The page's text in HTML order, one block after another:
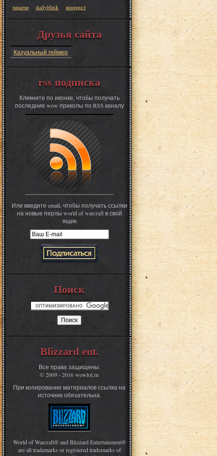
пиратки dailyblink конкурс4
Друзья сайта
Казуальный геймер
rss подписка
Кликните по иконке, чтобы получать
последние wow приколы по RSS каналу
Или введите email, чтобы получать ссылки
на новые перлы world of warcraft в свой
ящик
Поиск
Blizzard ent.
Все права защищены.
© 2009 - 2016 wowlol.ru
При копировании материалов ссылка на
источник обязательна.
World of Warcraft® and Blizzard Entertainment®
are all trademarks or registered trademarks of